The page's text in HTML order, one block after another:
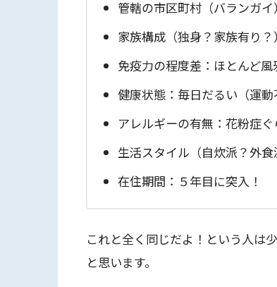
管轄の市区町村（バランガ
家族構成（独身？家族有り
免疫力の程度差：ほとんど
健康状態：毎日だるい（運動
アレルギーの有無：花粉症ぐ
生活スタイル（自炊派？外食
在住期間：５年目に突入！
これと全く同じだよ！という人は
と思います。